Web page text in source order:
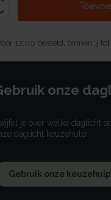
12:00 besteld, binnen 3
onze
je over welke daglicht
daglicht keuzehulp!
Gebruik onze keuzehulp